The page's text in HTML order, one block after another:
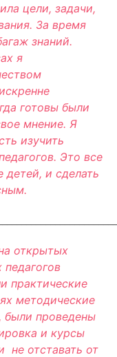
цели, задачи,
За время
знаний.
я
готовы были
мнение. Я
изучить
Это все
и сделать
открытых
практические
методические
были проведены
и курсы
не отставать от